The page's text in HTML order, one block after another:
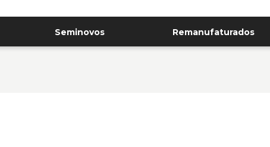
Seminovos Remanufaturados